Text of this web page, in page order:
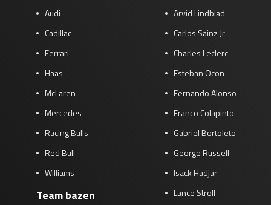
Audi
Cadillac
Ferrari
Haas
McLaren
Mercedes
Racing Bulls
Red Bull
Williams
Team bazen
Arvid Lindblad
Carlos Sainz Jr
Charles Leclerc
Esteban Ocon
Fernando Alonso
Franco Colapinto
Gabriel Bortoleto
George Russell
Isack Hadjar
Lance Stroll